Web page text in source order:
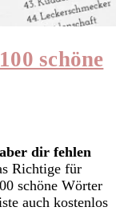
schöne
dir fehlen
Richtige für
schöne Wörter
auch kostenlos